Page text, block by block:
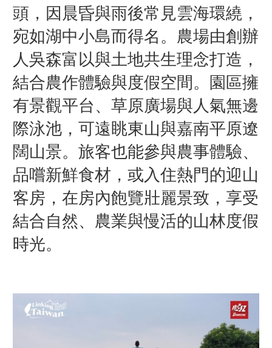
頭，因晨昏與雨後常見雲海環繞，
宛如湖中小島而得名。農場由創辦
人吳森富以與土地共生理念打造，
結合農作體驗與度假空間。園區擁
有景觀平台、草原廣場與人氣無邊
際泳池，可遠眺東山與嘉南平原遼
闊山景。旅客也能參與農事體驗、
品嚐新鮮食材，或入住熱門的迎山
客房，在房內飽覽壯麗景致，享受
結合自然、農業與慢活的山林度假
時光。